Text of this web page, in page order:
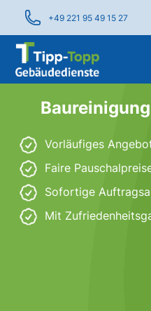
+49 221 95 49 15 27
Vorläufiges
Faire
Sofortige
Mit